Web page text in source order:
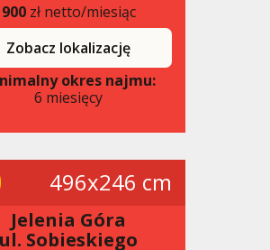
900zł netto/miesiąc
Zobacz lokalizację
okres najmu:
6 miesięcy
496x246 cm
Jelenia Góra
ul. Sobieskiego